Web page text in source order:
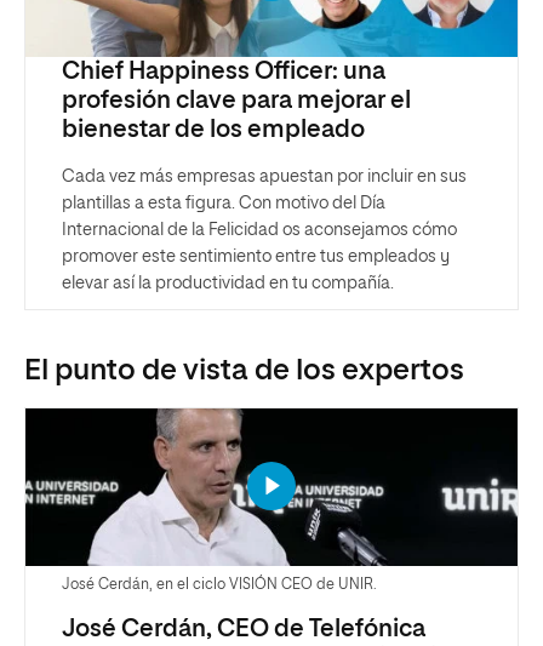
Chief Happiness Officer: una
profesión clave para mejorar el
bienestar de los empleado
Cada vez más empresas apuestan por incluir en sus
plantillas a esta figura. Con motivo del Día
Internacional de la Felicidad os aconsejamos cómo
promover este sentimiento entre tus empleados y
elevar así la productividad en tu compañía.
El punto de vista de los expertos
José Cerdán, en el ciclo VISIÓN CEO de UNIR.
José Cerdán, CEO de Telefónica